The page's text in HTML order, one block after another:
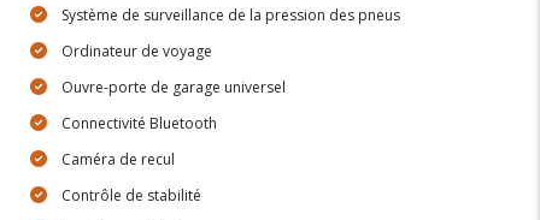
Système de surveillance de la pression des pneus
Ordinateur de voyage
Ouvre-porte de garage universel
Connectivité Bluetooth
Caméra de recul
Contrôle de stabilité